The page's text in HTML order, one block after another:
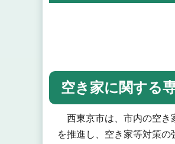
空き家に関する
西東京市は、市内の空き
を推進し、空き家等対策